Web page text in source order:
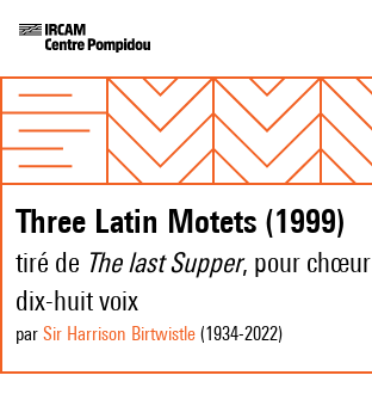
Three Latin Motets (1999)
tiré de The last Supper, pour chœur
dix-huit voix
par Sir Harrison Birtwistle (1934-2022)